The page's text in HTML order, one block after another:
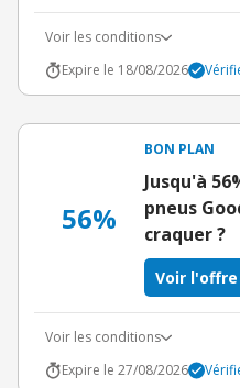
Voir les conditions
Expire le 18/08/2026
56%
BON PLAN
Jusqu'à
pneus
craquer ?
Voir l'offre
Voir les conditions
Expire le 27/08/2026